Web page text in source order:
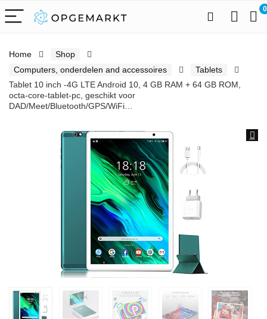
0
Home
Shop
Computers, onderdelen and accessoires
Tablets
Tablet 10 inch -4G LTE Android 10, 4 GB RAM + 64 GB ROM,
octa-core-tablet-pc, geschikt voor
DAD/Meet/Bluetooth/GPS/WiFi…